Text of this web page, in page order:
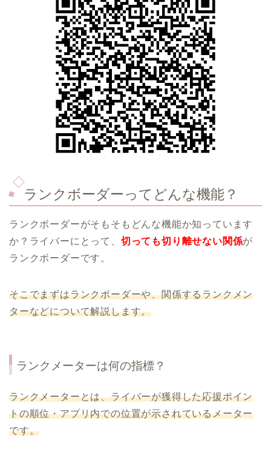
ランクボーダーってどんな機能？
ランクボーダーがそもそもどんな機能か知っています
か？ライバーにとって、 切っても切り離せない関係が
ランクボーダーです。
そこでまずはランクボーダーや、関係するランクメン
ターなどについて解説します。
ランクメーターは何の指標？
ランクメーターとは、ライバーが獲得した応援ポイン
トの順位・アプリ内での位置が示されているメーター
です。